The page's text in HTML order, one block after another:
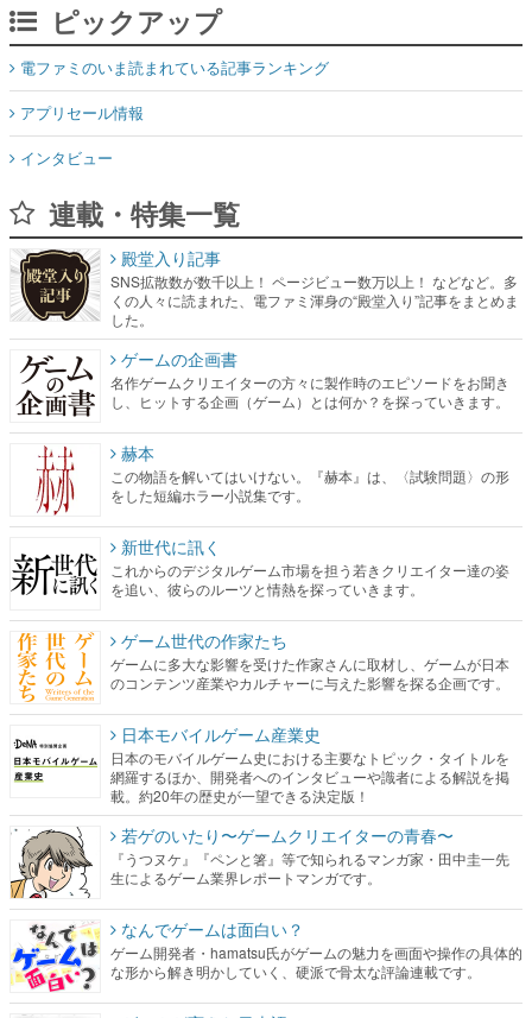
ピックアップ
電ファミのいま読まれている記事ランキング
アプリセール情報
インタビュー
連載・特集一覧
殿堂入り記事
SNS拡散数が数千以上！ ページビュー数万以上！ などなど。多
くの人々に読まれた、電ファミ渾身の“殿堂入り”記事をまとめま
した。
ゲームの企画書
名作ゲームクリエイターの方々に製作時のエピソードをお聞き
し、ヒットする企画（ゲーム）とは何か？を探っていきます。
赫本
この物語を解いてはいけない。『赫本』は、〈試験問題〉の形
をした短編ホラー小説集です。
新世代に訊く
これからのデジタルゲーム市場を担う若きクリエイター達の姿
を追い、彼らのルーツと情熱を探っていきます。
ゲーム世代の作家たち
ゲームに多大な影響を受けた作家さんに取材し、ゲームが日本
のコンテンツ産業やカルチャーに与えた影響を探る企画です。
日本モバイルゲーム産業史
日本のモバイルゲーム史における主要なトピック・タイトルを
網羅するほか、開発者へのインタビューや識者による解説を掲
載。約20年の歴史が一望できる決定版！
若ゲのいたり〜ゲームクリエイターの青春〜
『うつヌケ』『ペンと箸』等で知られるマンガ家・田中圭一先
生によるゲーム業界レポートマンガです。
なんでゲームは面白い？
ゲーム開発者・hamatsu氏がゲームの魅力を画面や操作の具体的
な形から解き明かしていく、硬派で骨太な評論連載です。